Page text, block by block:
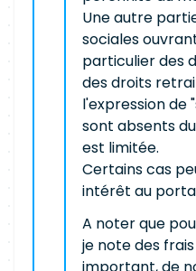
Une autre
sociales
particulier des
des droits
l'expression de
sont absents
est limitée.
Certains cas
intérêt au
A noter que
je note des